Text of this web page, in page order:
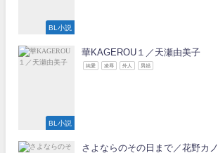
BL小説
BL小説
華KAGEROU１／天瀬由美子
純愛 凌辱 外人 男娼
さよならのその日まで／花野カノ